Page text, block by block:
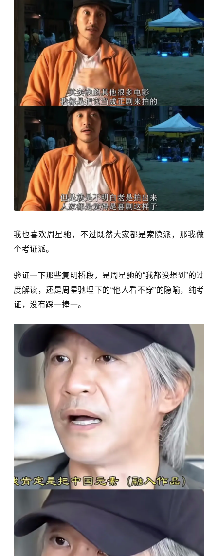
我也喜欢周星驰，不过既然大家都是索隐派，那我做
个考证派。
验证一下那些复明桥段，是周星驰的“我都没想到”的过
度解读，还是周星驰埋下的“他人看不穿”的隐喻，纯考
证，没有踩一捧一。